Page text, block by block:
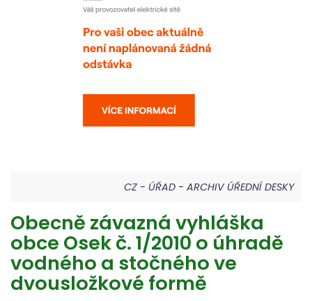
CZ- ÚŘAD- ARCHIV ÚŘEDNÍ DESKY
Obecně závazná vyhláška
obce Osek č. 1/2010 o úhradě
vodného a stočného ve
dvousložkové formě